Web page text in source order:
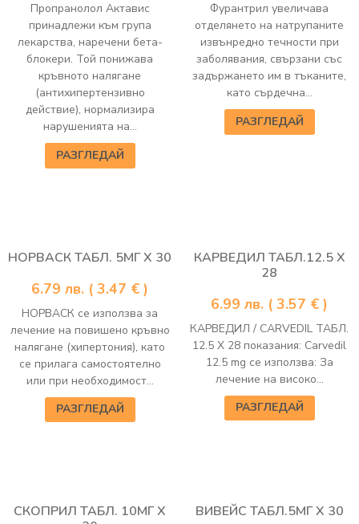
Пропранолол Актавис
принадлежи към група
лекарства, наречени бета-
блокери. Той понижава
кръвното налягане
(антихипертензивно
действие), нормализира
нарушенията на...
РАЗГЛЕДАЙ
Фурантрил увеличава
отделянето на натрупаните
извънредно течности при
заболявания, свързани със
задържането им в тъканите,
като сърдечна...
РАЗГЛЕДАЙ
НОРВАСК ТАБЛ. 5МГ Х 30
6.79 лв. ( 3.47 € )
НОРВАСК се използва за
лечение на повишено кръвно
налягане (хипертония), като
се прилага самостоятелно
или при необходимост...
РАЗГЛЕДАЙ
КАРВЕДИЛ ТАБЛ.12.5 Х
28
6.99 лв. ( 3.57 € )
КАРВЕДИЛ / CARVEDIL ТАБЛ.
12.5 Х 28 показания: Carvedil
12.5 mg се използва: За
лечение на високо...
РАЗГЛЕДАЙ
СКОПРИЛ ТАБЛ. 10МГ Х
ВИВЕЙС ТАБЛ.5МГ Х 30